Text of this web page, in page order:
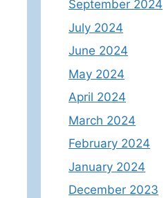
September 2024
July 2024
June 2024
May 2024
April 2024
March 2024
February 2024
January 2024
December 2023